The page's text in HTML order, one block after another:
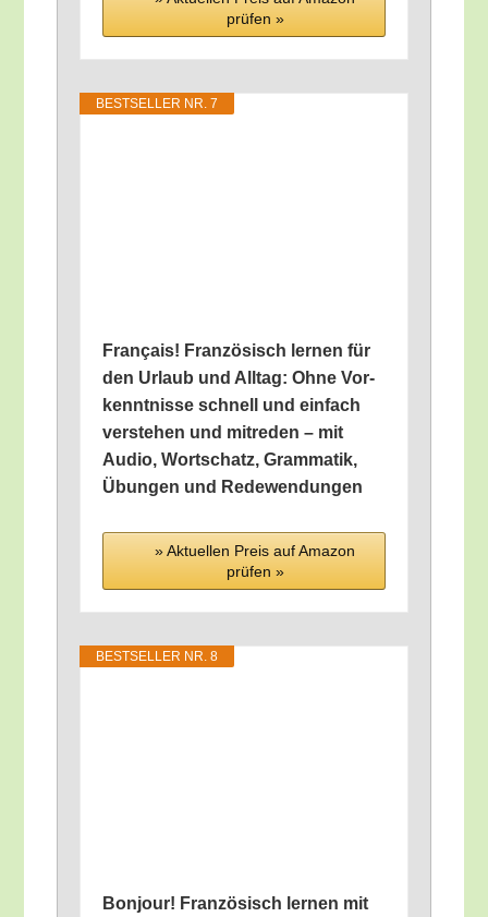
prü­fen »
BEST­SEL­LER NR. 7
Fran­çais! Fran­zö­sisch ler­nen für
den Urlaub und All­tag: Ohne Vor­
kennt­nis­se schnell und ein­fach
ver­ste­hen und mit­re­den – mit
Audio, Wort­schatz, Gram­ma­tik,
Übun­gen und Redewendungen
» Aktu­el­len Preis auf Ama­zon
prü­fen »
BEST­SEL­LER NR. 8
Bon­jour! Fran­zö­sisch ler­nen mit